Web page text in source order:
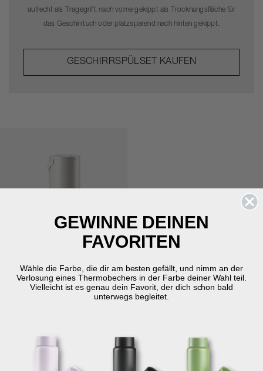
aufrecht als Tragegriff, nach vorne gekippt als Trocknungsfläche für
das Geschirrtuch oder platzsparend nach hinten gekippt.
GESCHIRRSPÜLSET KAUFEN
ZONE DENMARK
Circular Mülleimer
35,00 €
GEWINNE DEINEN
FAVORITEN
Wähle die Farbe, die dir am besten gefällt, und nimm an der
Verlosung eines Thermobechers in der Farbe deiner Wahl teil.
Vielleicht ist es genau dein Favorit, der dich schon bald
unterwegs begleitet.